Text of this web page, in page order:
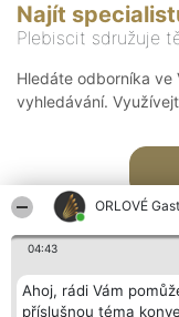
ORLOVÉ
04:43
Ahoj, rádi Vám
příslušnou téma
Najít
Plebiscit sdružuje
Hledáte odborníka ve
vyhledávání.